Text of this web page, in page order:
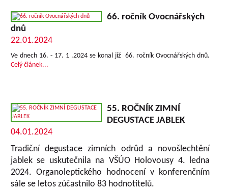
66. ročník Ovocnářských
dnů
22.01.2024
Ve dnech 16. - 17. 1 .2024 se konal již 66. ročník Ovocnářských dnů.
Celý článek...
55. ROČNÍK ZIMNÍ
DEGUSTACE JABLEK
04.01.2024
Tradiční degustace zimních odrůd a novošlechtění
jablek se uskutečnila na VŠÚO Holovousy 4. ledna
2024. Organoleptického hodnocení v konferenčním
sále se letos zúčastnilo 83 hodnotitelů.